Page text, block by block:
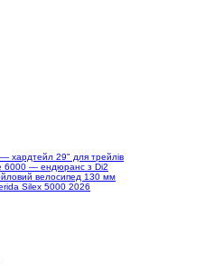
хардтейл 29" для трейлів
6000 — ендюранс з Di2
велосипед 130 мм
Silex 5000 2026